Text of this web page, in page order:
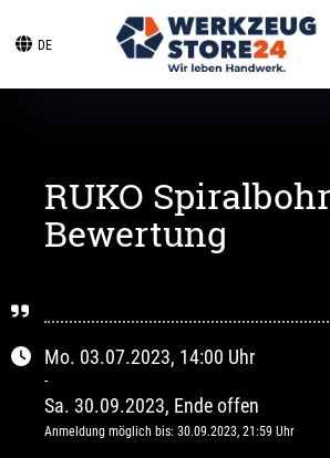
DE
RUKO
Bewertung
Mo. 03.07.2023, 14:00 Uhr
-
Sa. 30.09.2023, Ende offen
Anmeldung möglich bis: 30.09.2023, 21:59 Uhr